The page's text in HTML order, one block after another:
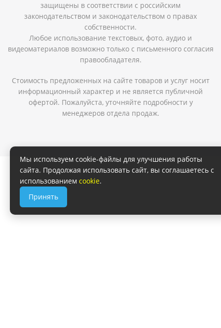
защищены в соответствии с российским
законодательством и законодательством о правах
собственности.
Любое использование текстовых, фото, аудио и
видеоматериалов возможно только с письменного согласия
правообладателя.
Стоимость предложенных на сайте товаров и услуг носит
информационный характер и не является публичной
офертой. Пожалуйста, уточняйте подробности у
менеджеров отдела продаж.
Мы используем cookie-файлы для улучшения работы
сайта. Продолжая использовать сайт, вы соглашаетесь с
использованием cookie.
Принять